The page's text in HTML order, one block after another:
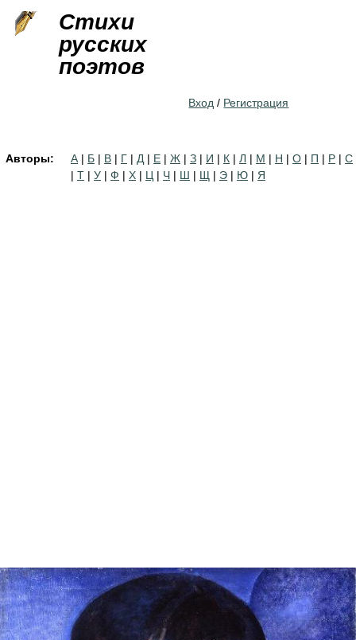
Стихи
русских
поэтов
Вход / Регистрация
Авторы: А | Б | В | Г | Д | Е | Ж | З | И | К | Л | М | Н | О | П | Р | С
| Т | У | Ф | Х | Ц | Ч | Ш | Щ | Э | Ю | Я